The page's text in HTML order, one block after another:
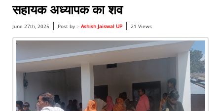
सहायक अध्यापक का शव
June 27th, 2025 | Post by :- Ashish Jaiswal UP| 21 Views